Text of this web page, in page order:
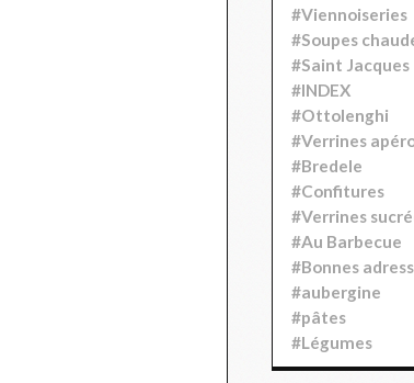
#Viennoiseries
#Soupes
#Saint Jacques
#INDEX
#Ottolenghi
#Verrines
#Bredele
#Confitures
#Verrines
#Au Barbecue
#Bonnes
#aubergine
#pâtes
#Légumes